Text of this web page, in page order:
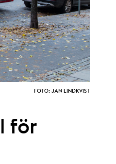
FOTO: JAN LINDKVIST
för